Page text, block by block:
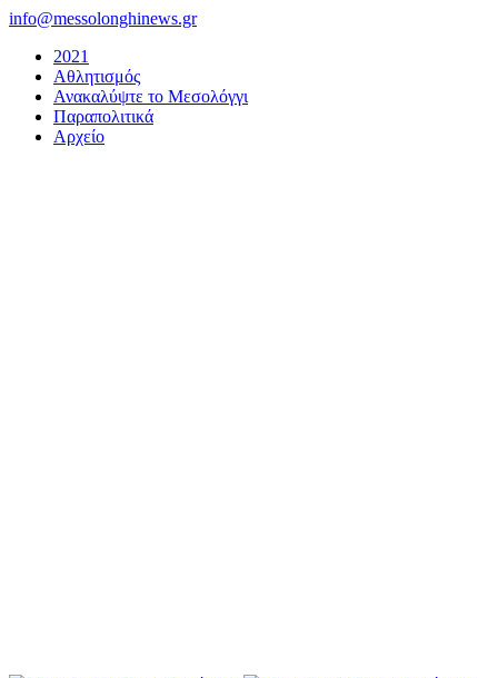
Μετάβαση
περιεχόμενο
info@messolonghinews.gr
2021
Αθλητισμός
Ανακαλύψτε το Μεσολόγγι
Παραπολιτικά
Αρχείο